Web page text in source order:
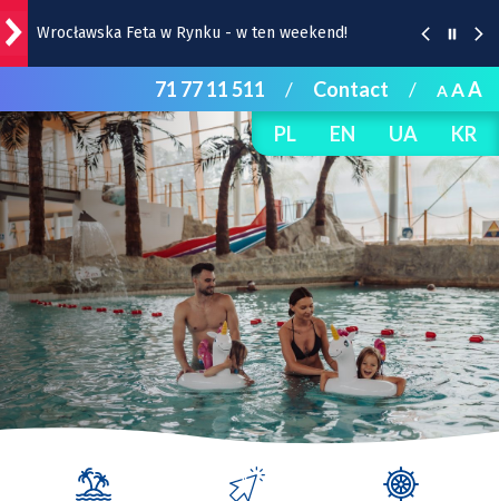
Wrocławska Feta w Rynku - w ten weekend!
Strażacy uruchamiają na czas upałów trzy wodne
kurtyny | Lokalizacje
Burza, ulewa, wiatr, grad, a do tego upał. Ostrzeżenie
IMGW dla Wrocławia i okolic
Wypadek na Kleczkowie: tramwaje i autobusy na
stałych trasach (aktualizacja)
Remont Gajowickiej. Prace od Hallera do
Racławickiej
71 77 11 511 / Contact / AAA
PL
EN UA KR